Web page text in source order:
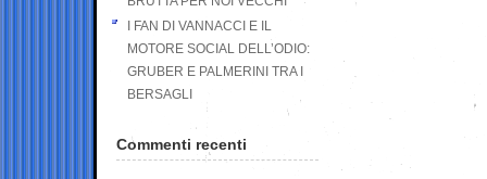
I FAN DI VANNACCI E IL
MOTORE SOCIAL DELL’ODIO:
GRUBER E PALMERINI TRA I
BERSAGLI
Commenti recenti